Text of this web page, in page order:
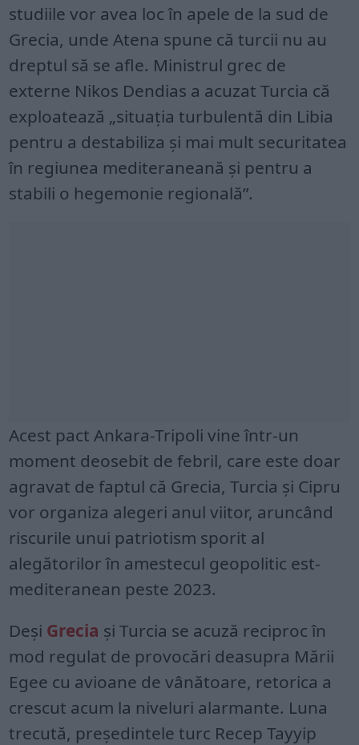
studiile vor avea loc în apele de la sud de
Grecia, unde Atena spune că turcii nu au
dreptul să se afle. Ministrul grec de
externe Nikos Dendias a acuzat Turcia că
exploatează „situația turbulentă din Libia
pentru a destabiliza și mai mult securitatea
în regiunea mediteraneană și pentru a
stabili o hegemonie regională”.
Acest pact Ankara-Tripoli vine într-un
moment deosebit de febril, care este doar
agravat de faptul că Grecia, Turcia și Cipru
vor organiza alegeri anul viitor, aruncând
riscurile unui patriotism sporit al
alegătorilor în amestecul geopolitic est-
mediteranean peste 2023.
Deși Grecia și Turcia se acuză reciproc în
mod regulat de provocări deasupra Mării
Egee cu avioane de vânătoare, retorica a
crescut acum la niveluri alarmante. Luna
trecută, președintele turc Recep Tayyip